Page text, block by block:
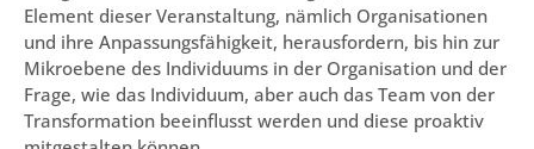
Element dieser Veranstaltung, nämlich Organisationen
und ihre Anpassungsfähigkeit, herausfordern, bis hin zur
Mikroebene des Individuums in der Organisation und der
Frage, wie das Individuum, aber auch das Team von der
Transformation beeinflusst werden und diese proaktiv